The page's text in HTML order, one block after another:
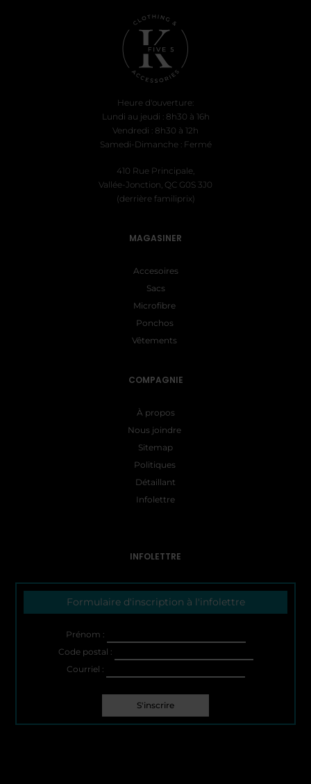
Heure d'ouverture:
Lundi au jeudi : 8h30 à 16h
Vendredi : 8h30 à 12h
Samedi-Dimanche : Fermé
410 Rue Principale,
Vallée-Jonction, QC G0S 3J0
(derrière familiprix)
MAGASINER
Accesoires
Sacs
Microfibre
Ponchos
Vêtements
COMPAGNIE
À propos
Nous joindre
Sitemap
Politiques
Détaillant
Infolettre
INFOLETTRE
Formulaire d'inscription à l'infolettre
Prénom :
Code postal :
Courriel :